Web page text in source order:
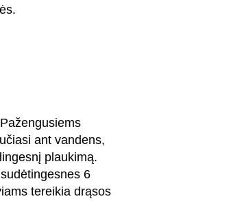
ant vandens,
plaukimą.
6
tereikia drąsos